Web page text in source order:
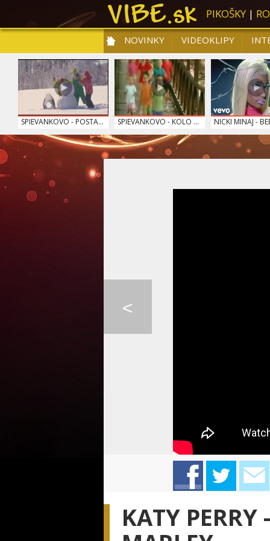
PIKOŠKY |
NOVINKY VIDEOKLIPY
SPIEVANKOVO - POSTA... SPIEVANKOVO - KOLO ... NICKI MINAJ -
GEORGE EZRA - BUDAP...
<
KATY